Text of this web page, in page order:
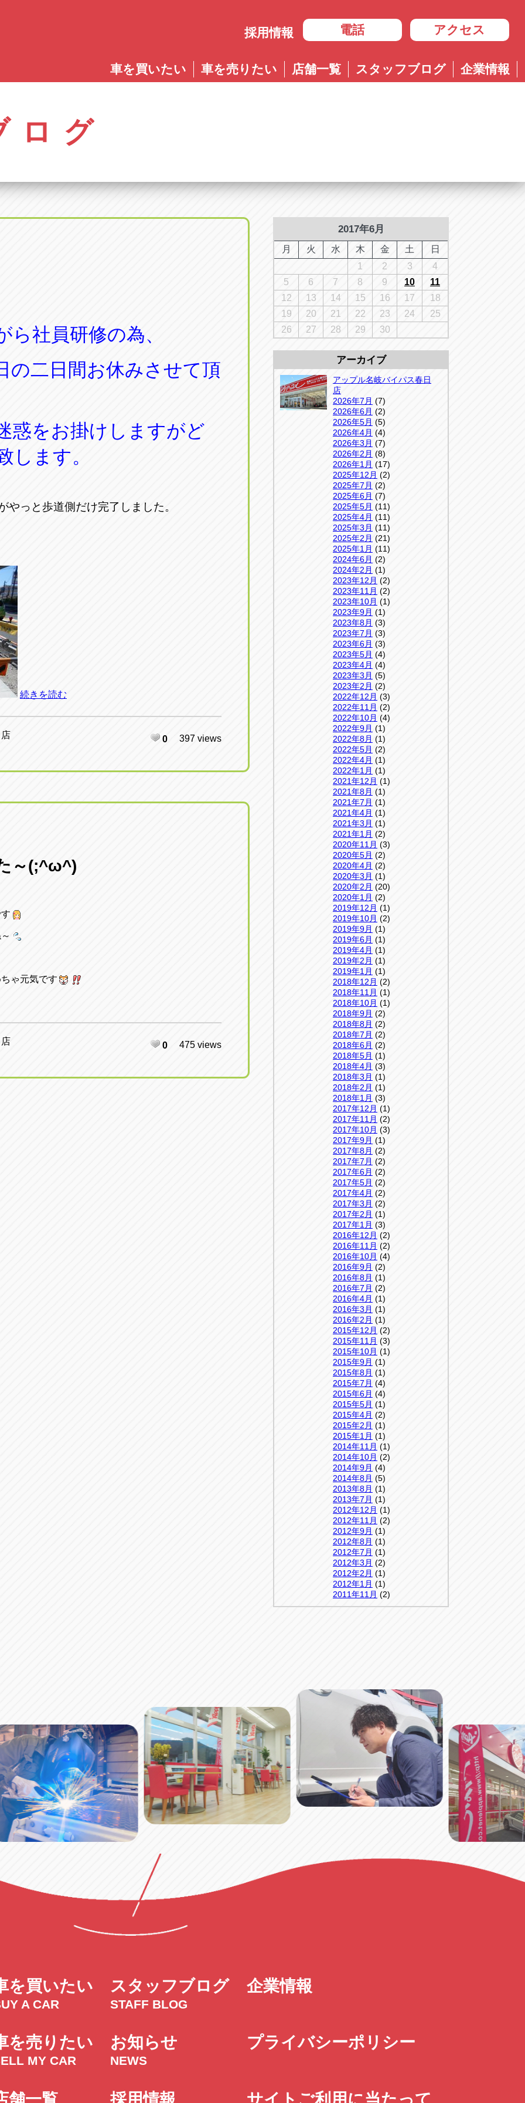
採用情報 電話
愛知
アップル春日井中央店
0568-56-0001
アップル瀬戸店
岐阜
058-379-0525
アップル大垣IC南店
0584-87-0200
千葉
アップルかしわ沼南店
04-7190-1500
アクセス
オートフレンド
岐阜
アップル恵那店
アップル各務原店
岐阜県各務原市各務おがせ町9-206-1
車を買いたい 車を売りたい 店舗一覧 スタッフブログ 企業情報
ログ
社員研修の為、
の二日間お休みさせて頂
惑をお掛けしますがど
します。
っと歩道側だけ完了しました。
続きを読む
0 397 views
～(;^ω^)
ゃ元気です
0 475 views
2017年6月
月 火 水 木 金 土
日
1
2 3
4
5
6 7 8 9 10
11
12
13 14 15 16 17
18
19
20 21 22 23 24
25
26
27 28 29 30
アーカイブ
アップル名岐バイパス春日
店
2026年7月 (7)
2026年6月 (2)
2026年5月 (5)
2026年4月 (4)
2026年3月 (7)
2026年2月 (8)
2026年1月 (17)
2025年12月 (2)
2025年7月 (2)
2025年6月 (7)
2025年5月 (11)
2025年4月 (11)
2025年3月 (11)
2025年2月 (21)
2025年1月 (11)
2024年6月 (2)
2024年2月 (1)
2023年12月 (2)
2023年11月 (2)
2023年10月 (1)
2023年9月 (1)
2023年8月 (3)
2023年7月 (3)
2023年6月 (3)
2023年5月 (4)
2023年4月 (4)
2023年3月 (5)
2023年2月 (2)
2022年12月 (3)
2022年11月 (2)
2022年10月 (4)
2022年9月 (1)
2022年8月 (1)
2022年5月 (2)
2022年4月 (1)
2022年1月 (1)
2021年12月 (1)
2021年8月 (1)
2021年7月 (1)
2021年4月 (1)
2021年3月 (1)
2021年1月 (2)
2020年11月 (3)
2020年5月 (2)
2020年4月 (2)
2020年3月 (1)
2020年2月 (20)
2020年1月 (2)
2019年12月 (1)
2019年10月 (2)
2019年9月 (1)
2019年6月 (1)
2019年4月 (1)
2019年2月 (1)
2019年1月 (1)
2018年12月 (2)
2018年11月 (1)
2018年10月 (1)
2018年9月 (2)
2018年8月 (2)
2018年7月 (2)
2018年6月 (2)
2018年5月 (1)
2018年4月 (3)
2018年3月 (1)
2018年2月 (1)
2018年1月 (3)
2017年12月 (1)
2017年11月 (2)
2017年10月 (3)
2017年9月 (1)
2017年8月 (2)
2017年7月 (2)
2017年6月 (2)
2017年5月 (2)
2017年4月 (2)
2017年3月 (2)
2017年2月 (1)
2017年1月 (3)
2016年12月 (2)
2016年11月 (2)
2016年10月 (4)
2016年9月 (2)
2016年8月 (1)
2016年7月 (2)
2016年4月 (1)
2016年3月 (1)
2016年2月 (1)
2015年12月 (2)
2015年11月 (3)
2015年10月 (1)
2015年9月 (1)
2015年8月 (1)
2015年7月 (4)
2015年6月 (4)
2015年5月 (1)
2015年4月 (2)
2015年2月 (1)
2015年1月 (1)
2014年11月 (1)
2014年10月 (2)
2014年9月 (4)
2014年8月 (5)
2013年8月 (1)
2013年7月 (1)
2012年12月 (1)
2012年11月 (2)
2012年9月 (1)
2012年8月 (1)
2012年7月 (1)
2012年3月 (2)
2012年2月 (1)
2012年1月 (1)
2011年11月 (2)
を買いたい
A CAR
を売りたい
MY CAR
舗一覧
スタッフブログ
STAFF BLOG
お知らせ
NEWS
採用情報
企業情報
プライバシーポリシー
サイトご利用に当たって